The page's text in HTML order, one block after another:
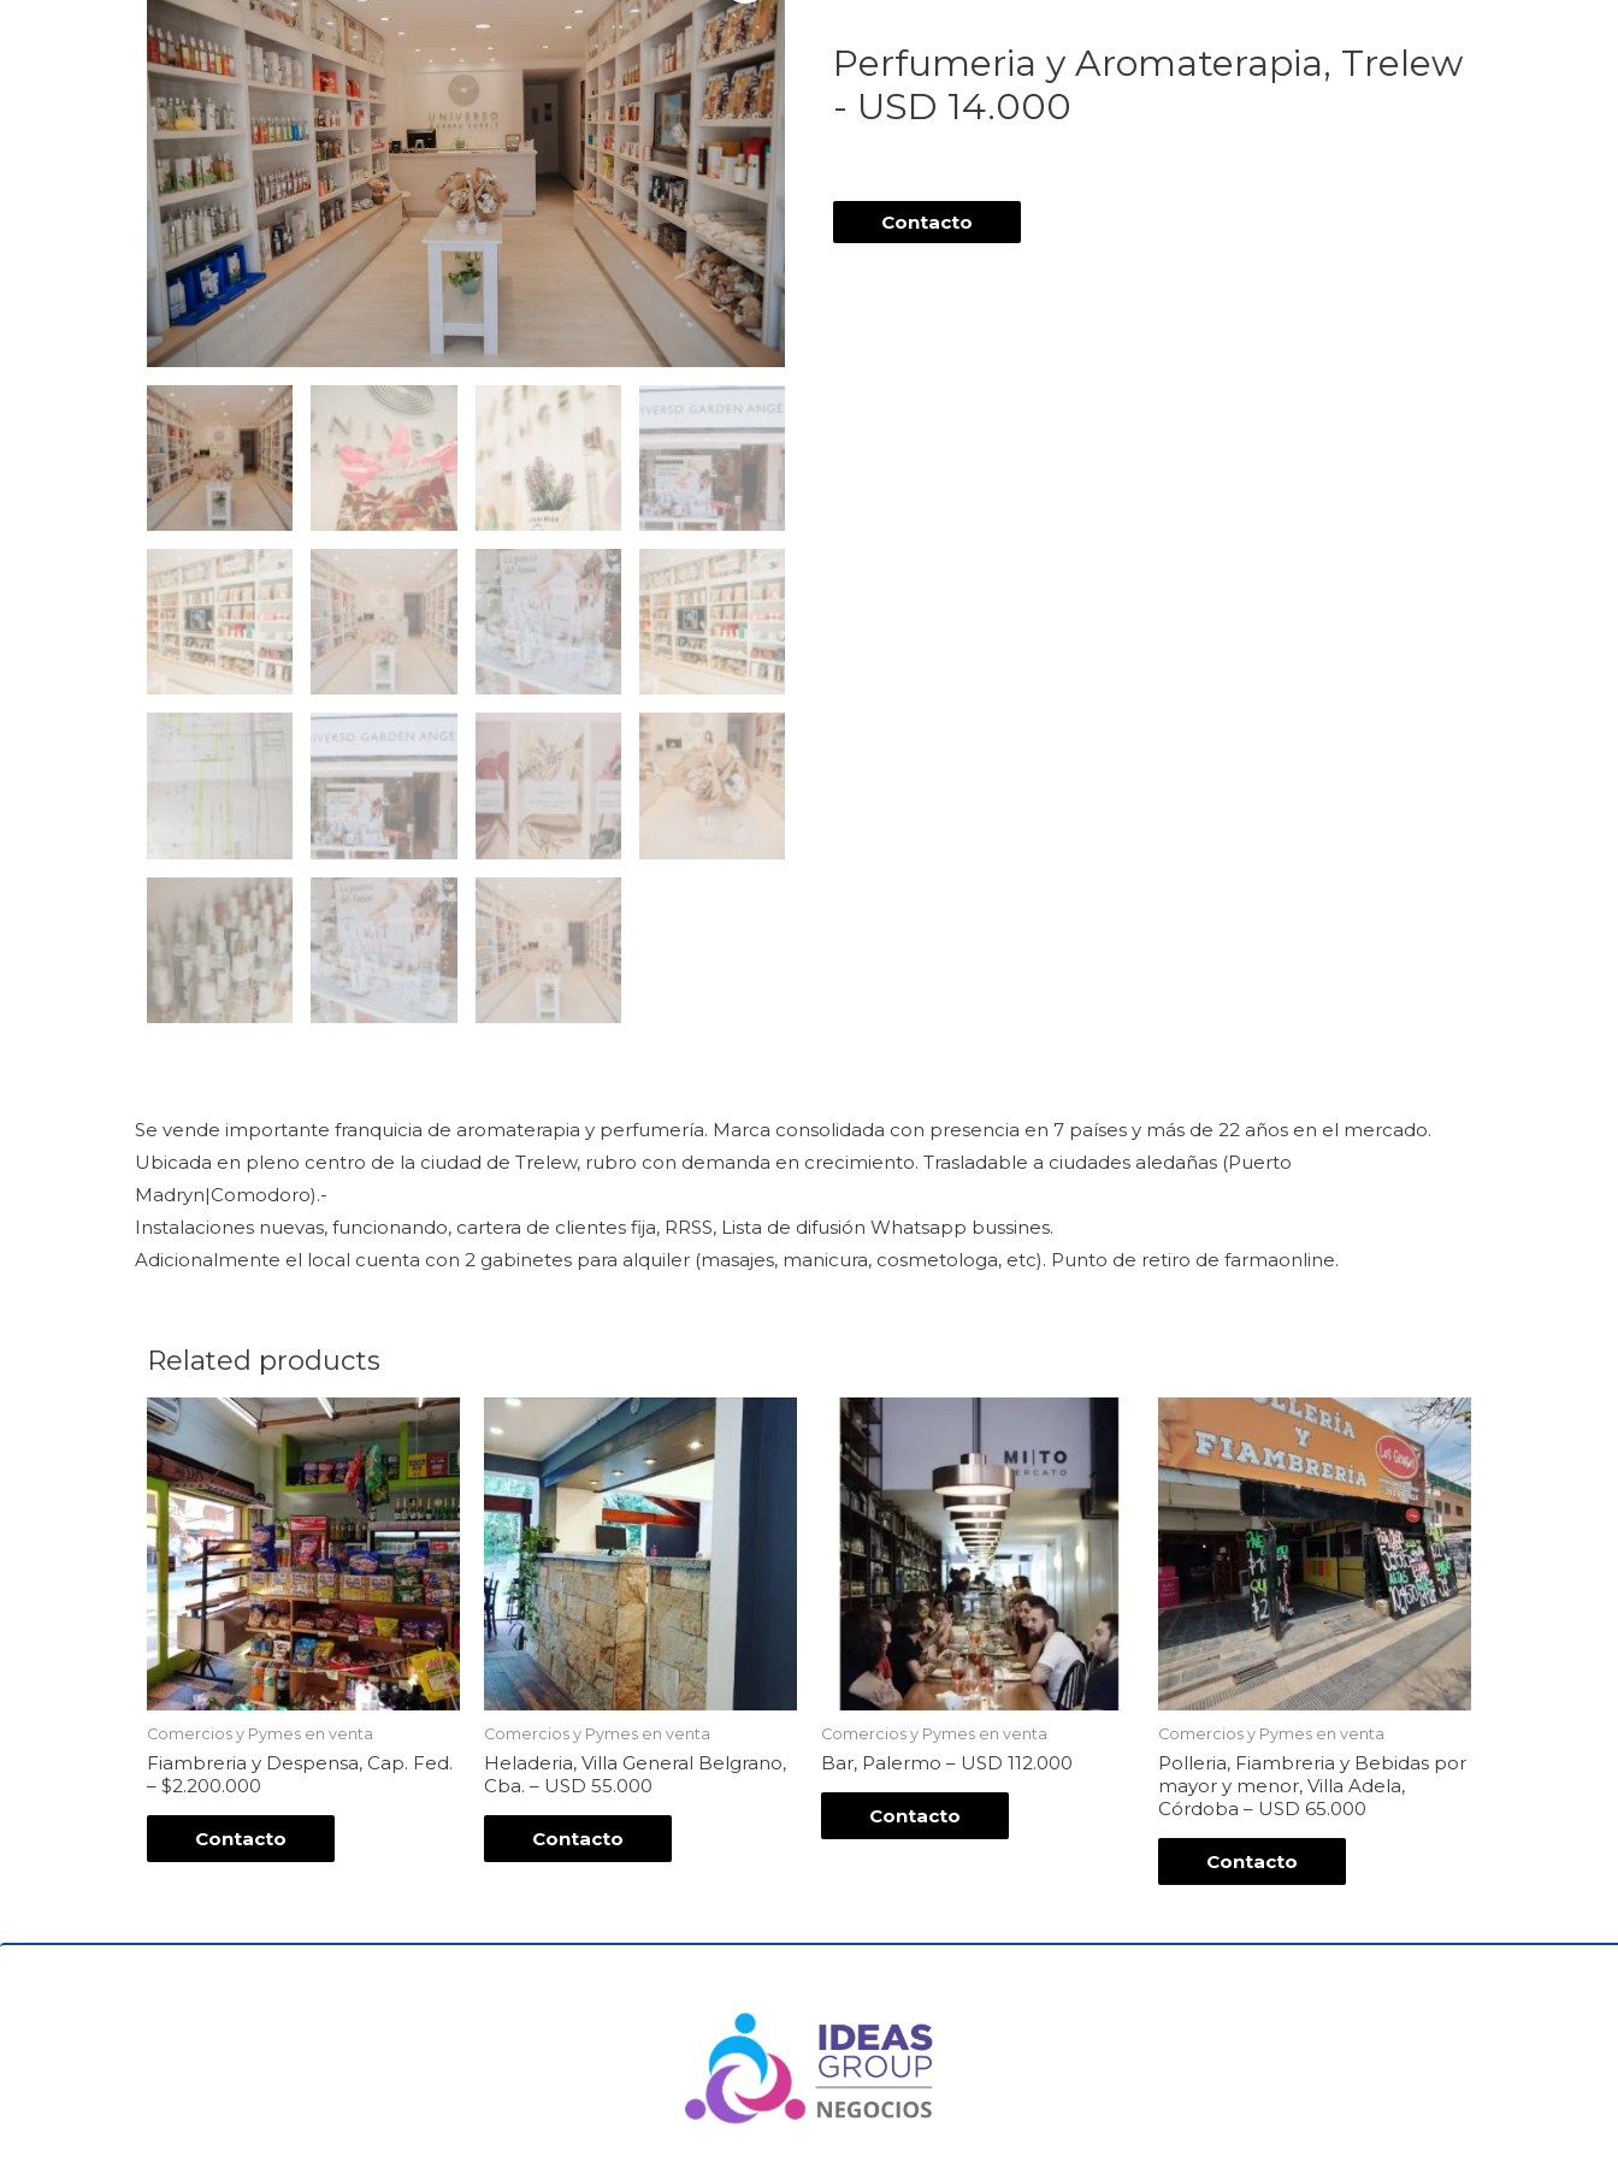
Perfumeria y Aromaterapia, Trelew
- USD 14.000
Contacto
Se vende importante franquicia de aromaterapia y perfumería. Marca consolidada con presencia en 7 países y más de 22 años en el mercado.
Ubicada en pleno centro de la ciudad de Trelew, rubro con demanda en crecimiento. Trasladable a ciudades aledañas (Puerto
Madryn|Comodoro).-
Instalaciones nuevas, funcionando, cartera de clientes fija, RRSS, Lista de difusión Whatsapp bussines.
Adicionalmente el local cuenta con 2 gabinetes para alquiler (masajes, manicura, cosmetologa, etc). Punto de retiro de farmaonline.
Related products
Comercios y Pymes en venta
Fiambreria y Despensa, Cap. Fed.
– $2.200.000
Contacto
Comercios y Pymes en venta
Heladeria, Villa General Belgrano,
Cba. – USD 55.000
Contacto
Comercios y Pymes en venta
Bar, Palermo – USD 112.000
Contacto
Comercios y Pymes en venta
Polleria, Fiambreria y Bebidas por
mayor y menor, Villa Adela,
Córdoba – USD 65.000
Contacto